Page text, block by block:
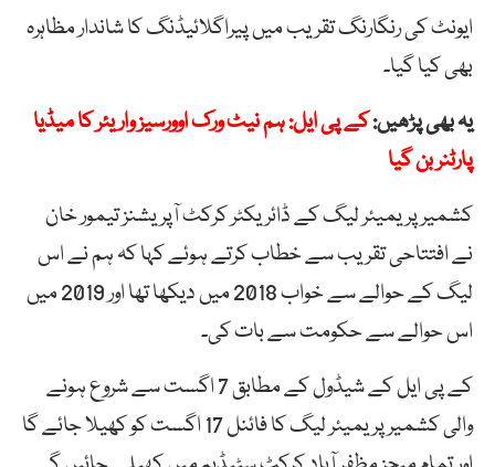
ایونٹ کی رنگارنگ تقریب میں پیراگلائیڈنگ کا شاندار مظاہرہ
بھی کیا گیا۔
یہ بھی پڑھیں:کے پی ایل: ہم نیٹ ورک اوورسیز واریئر کا میڈیا
پارٹنر بن گیا
کشمیر پریمیئر لیگ کے ڈائریکٹر کرکٹ آپریشنز تیمور خان
نے افتتاحی تقریب سے خطاب کرتے ہوئے کہا کہ ہم نے اس
لیگ کے حوالے سے خواب 2018 میں دیکھا تھا اور 2019 میں
اس حوالے سے حکومت سے بات کی۔
کے پی ایل کے شیڈول کے مطابق 7 اگست سے شروع ہونے
والی کشمیر پریمیئر لیگ کا فائنل 17 اگست کو کھیلا جائے گا